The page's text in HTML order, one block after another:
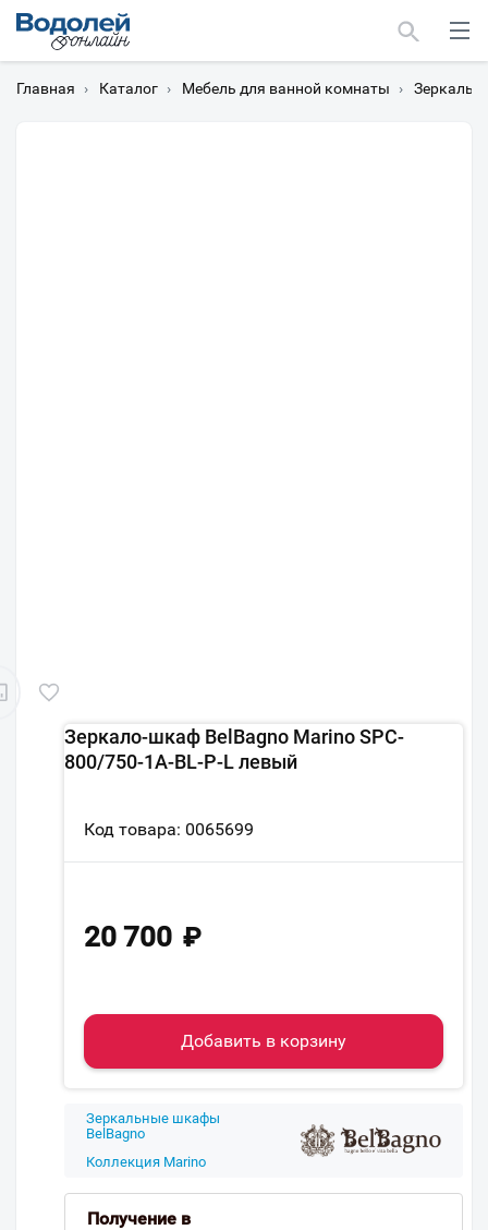
Главная › Каталог › Мебель для ванной комнаты ›
Зеркало-шкаф BelBagno Marino SPC-
800/750-1A-BL-P-L левый
Код товара: 0065699
20 700 ₽
Добавить в корзину
Зеркальные шкафы
BelBagno
Коллекция Marino
Получение в